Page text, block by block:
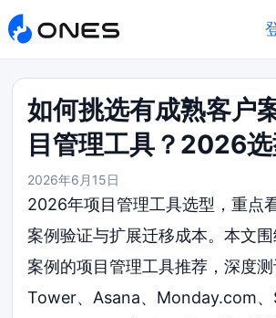
如何挑选有成熟客户
目管理工具？2026
2026年6月15日
2026年项目管理工具选型，重点
案例验证与扩展迁移成本。本文
案例的项目管理工具推荐，深度测
Tower、Asana、Monday.com、